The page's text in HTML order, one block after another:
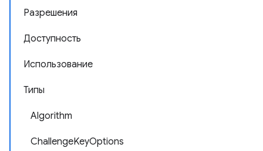
Разрешения
Доступность
Использование
Типы
Algorithm
ChallengeKeyOptions